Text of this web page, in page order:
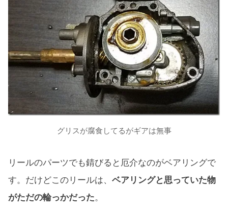
グリスが腐食してるがギアは無事
リールのパーツでも錆びると厄介なのがベアリングで
す。だけどこのリールは、 ベアリングと思っていた物
がただの輪っかだった。